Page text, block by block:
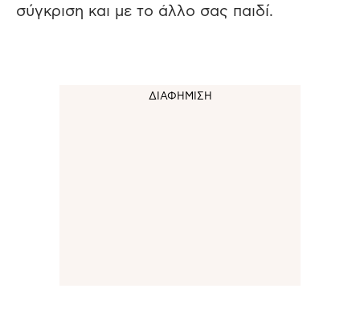
σύγκριση και με το άλλο σας παιδί.